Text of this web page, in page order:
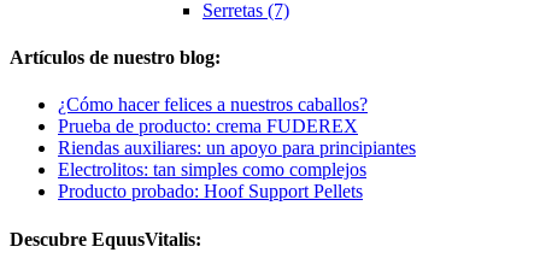
Serretas (7)
Artículos de nuestro blog:
¿Cómo hacer felices a nuestros caballos?
Prueba de producto: crema FUDEREX
Riendas auxiliares: un apoyo para principiantes
Electrolitos: tan simples como complejos
Producto probado: Hoof Support Pellets
Descubre EquusVitalis: